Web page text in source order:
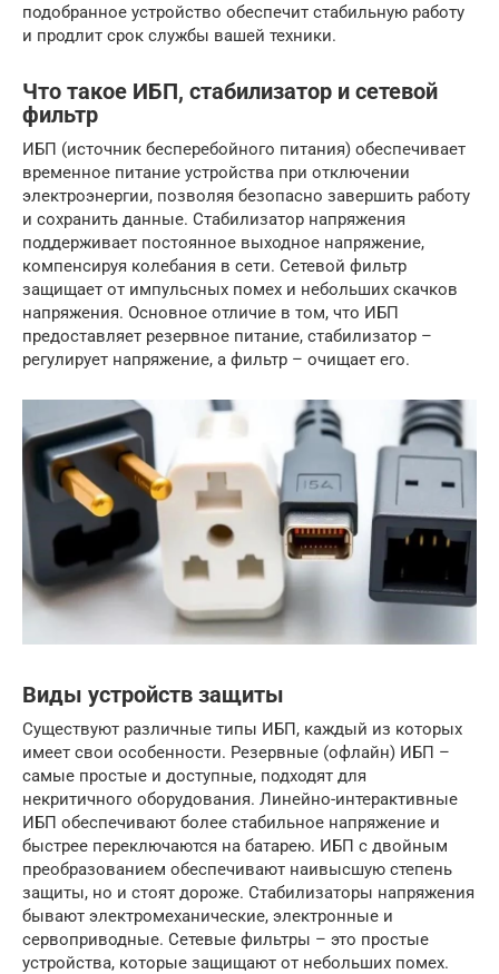
подобранное устройство обеспечит стабильную работу
и продлит срок службы вашей техники.
Что такое ИБП, стабилизатор и сетевой
фильтр
ИБП (источник бесперебойного питания) обеспечивает
временное питание устройства при отключении
электроэнергии, позволяя безопасно завершить работу
и сохранить данные. Стабилизатор напряжения
поддерживает постоянное выходное напряжение,
компенсируя колебания в сети. Сетевой фильтр
защищает от импульсных помех и небольших скачков
напряжения. Основное отличие в том, что ИБП
предоставляет резервное питание, стабилизатор –
регулирует напряжение, а фильтр – очищает его.
Виды устройств защиты
Существуют различные типы ИБП, каждый из которых
имеет свои особенности. Резервные (офлайн) ИБП –
самые простые и доступные, подходят для
некритичного оборудования. Линейно-интерактивные
ИБП обеспечивают более стабильное напряжение и
быстрее переключаются на батарею. ИБП с двойным
преобразованием обеспечивают наивысшую степень
защиты, но и стоят дороже. Стабилизаторы напряжения
бывают электромеханические, электронные и
сервоприводные. Сетевые фильтры – это простые
устройства, которые защищают от небольших помех.